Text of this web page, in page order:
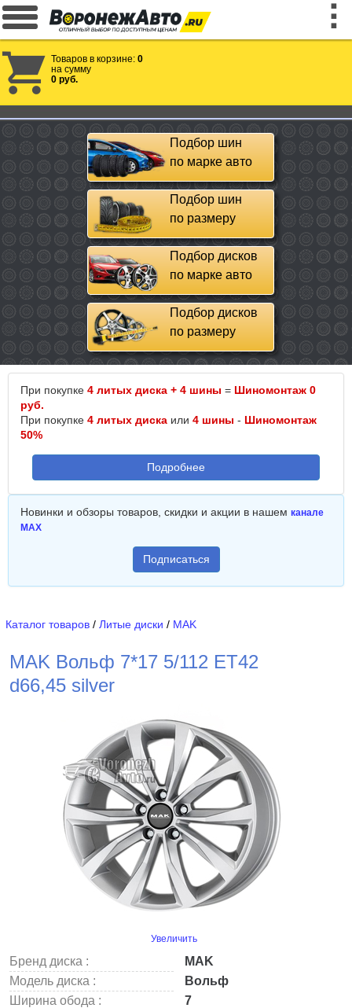
Товаров в корзине: 0
на сумму
0 руб.
Подбор шин
по марке авто
Подбор шин
по размеру
Подбор дисков
по марке авто
Подбор дисков
по размеру
При покупке 4 литых диска + 4 шины = Шиномонтаж 0
руб.
При покупке 4 литых диска или 4 шины - Шиномонтаж
50%
Подробнее
Новинки и обзоры товаров, скидки и акции в нашем канале
MAX
Подписаться
Каталог товаров / Литые диски / MAK
MAK Вольф 7*17 5/112 ET42
d66,45 silver
Увеличить
Бренд диска :
MAK
Модель диска :
Вольф
Ширина обода :
7